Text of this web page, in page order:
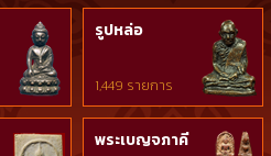
รูปหล่อ
1,449 รายการ
พระเบญจภาคี